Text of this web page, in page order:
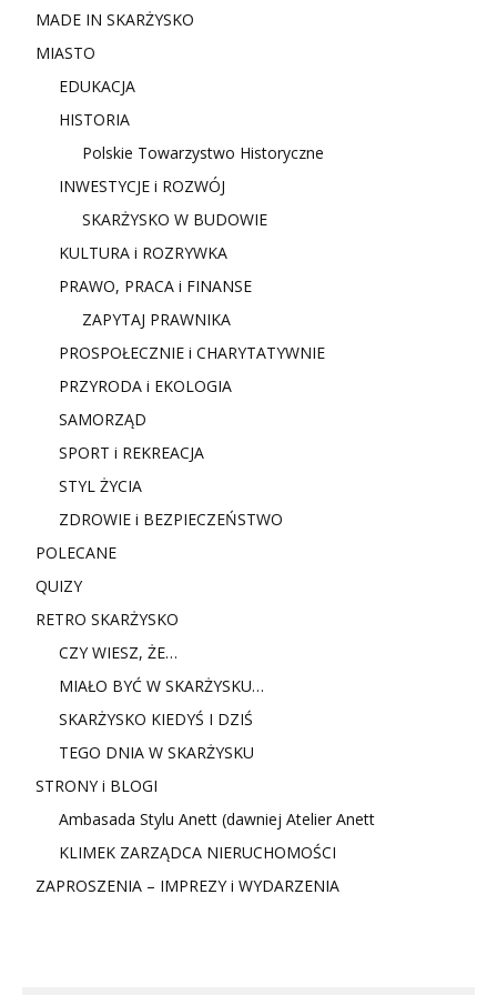
MADE IN SKARŻYSKO
MIASTO
EDUKACJA
HISTORIA
Polskie Towarzystwo Historyczne
INWESTYCJE i ROZWÓJ
SKARŻYSKO W BUDOWIE
KULTURA i ROZRYWKA
PRAWO, PRACA i FINANSE
ZAPYTAJ PRAWNIKA
PROSPOŁECZNIE i CHARYTATYWNIE
PRZYRODA i EKOLOGIA
SAMORZĄD
SPORT i REKREACJA
STYL ŻYCIA
ZDROWIE i BEZPIECZEŃSTWO
POLECANE
QUIZY
RETRO SKARŻYSKO
CZY WIESZ, ŻE…
MIAŁO BYĆ W SKARŻYSKU…
SKARŻYSKO KIEDYŚ I DZIŚ
TEGO DNIA W SKARŻYSKU
STRONY i BLOGI
Ambasada Stylu Anett (dawniej Atelier Anett
KLIMEK ZARZĄDCA NIERUCHOMOŚCI
ZAPROSZENIA – IMPREZY i WYDARZENIA